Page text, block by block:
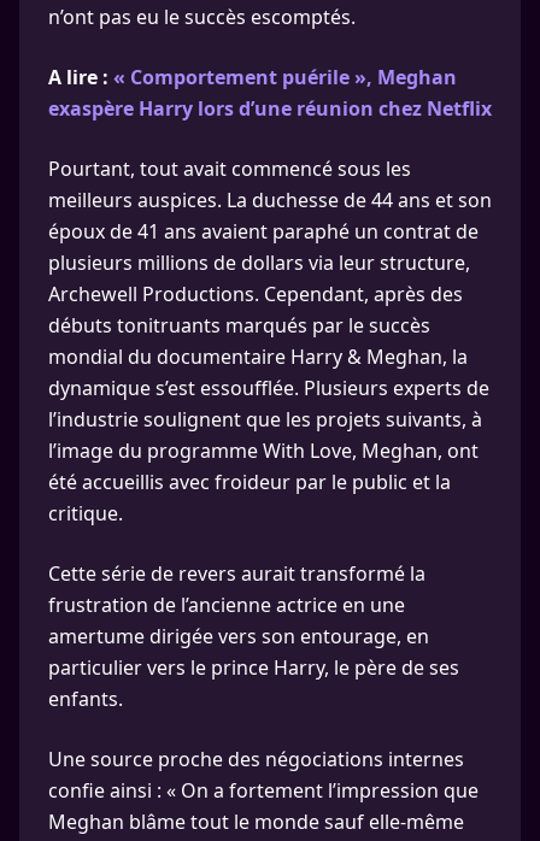
n’ont pas eu le succès escomptés.
A lire : « Comportement puérile », Meghan
exaspère Harry lors d’une réunion chez Netflix
Pourtant, tout avait commencé sous les
meilleurs auspices. La duchesse de 44 ans et son
époux de 41 ans avaient paraphé un contrat de
plusieurs millions de dollars via leur structure,
Archewell Productions. Cependant, après des
débuts tonitruants marqués par le succès
mondial du documentaire Harry & Meghan, la
dynamique s’est essoufflée. Plusieurs experts de
l’industrie soulignent que les projets suivants, à
l’image du programme With Love, Meghan, ont
été accueillis avec froideur par le public et la
critique.
Cette série de revers aurait transformé la
frustration de l’ancienne actrice en une
amertume dirigée vers son entourage, en
particulier vers le prince Harry, le père de ses
enfants.
Une source proche des négociations internes
confie ainsi : « On a fortement l’impression que
Meghan blâme tout le monde sauf elle-même